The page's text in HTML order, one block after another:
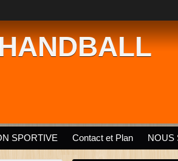
SPORTIVE Contact et Plan NOUS